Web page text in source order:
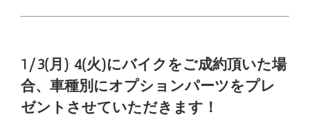
1/3(月) 4(火)にバイクをご成約頂いた場
合、車種別にオプションパーツをプレ
ゼントさせていただきます！